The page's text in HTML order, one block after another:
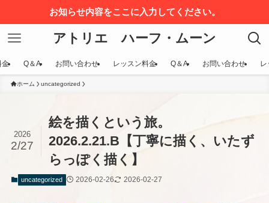
お知らせ内容をここに入力してください。
アトリエ ハーフ・ムーン
金 Q＆A お問い合わせ レッスン料金 Q＆A お問い合わせ レ
ホーム uncategorized
絵を描くという旅。
2026.2.21.B【丁寧に描く、いたず
らっぽく描く】
2026
2/27
uncategorized 2026-02-26 2026-02-27